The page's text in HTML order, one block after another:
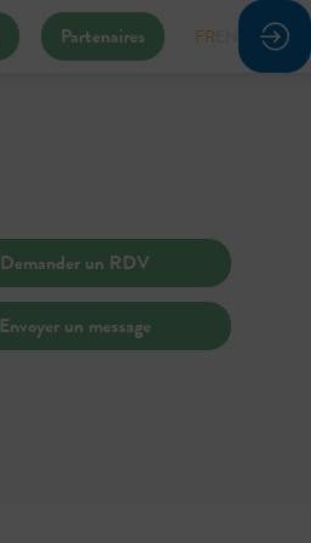
Partenaires FR
Demander un RDV
Envoyer un message